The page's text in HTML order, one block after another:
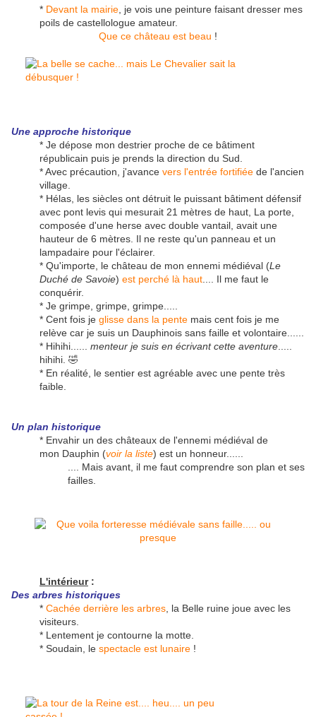
* Devant la mairie , je vois une peinture faisant dresser mes
poils de castellologue amateur.
Que ce château est beau !
Une approche historique
* Je dépose mon destrier proche de ce bâtiment
républicain puis je prends la direction du Sud.
* Avec précaution, j'avance vers l'entrée fortifiée de l'ancien
village.
* Hélas, les siècles ont détruit le puissant bâtiment défensif
avec pont levis qui mesurait 21 mètres de haut, La porte,
composée d'une herse avec double vantail, avait une
hauteur de 6 mètres. Il ne reste qu'un panneau et un
lampadaire pour l'éclairer.
* Qu'importe, le château de mon ennemi médiéval (Le
Duché de Savoie) est perché là haut .... Il me faut le
conquérir.
* Je grimpe, grimpe, grimpe.....
* Cent fois je glisse dans la pente mais cent fois je me
relève car je suis un Dauphinois sans faille et volontaire......
* Hihihi...... menteur je suis en écrivant cette aventure
hihihi. 🤣
* En réalité, le sentier est agréable avec une pente très
faible.
Un plan historique
* Envahir un des châteaux de l'ennemi médiéval de
mon Dauphin (voir la liste) est un honneur......
.... Mais avant, il me faut comprendre son plan et ses
failles.
L'intérieur:
Des arbres historiques
* Cachée derrière les arbres , la Belle ruine joue avec les
visiteurs.
* Lentement je contourne la motte.
* Soudain, le spectacle est lunaire !